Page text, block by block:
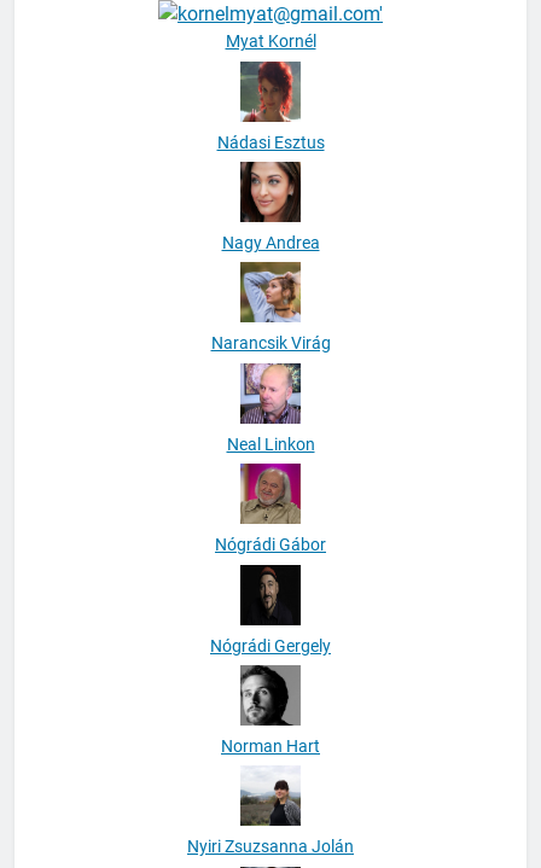
Myat Kornél
Nádasi Esztus
Nagy Andrea
Narancsik Virág
Neal Linkon
Nógrádi Gábor
Nógrádi Gergely
Norman Hart
Nyiri Zsuzsanna Jolán